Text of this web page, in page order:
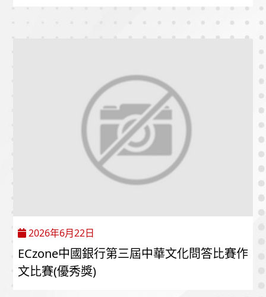
2026年6月22日
ECzone中國銀行第三屆中華文化問答比賽作
文比賽(優秀獎)